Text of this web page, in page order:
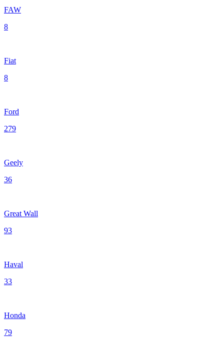
FAW
8
Fiat
8
Ford
279
Geely
36
Great Wall
93
Haval
33
Honda
79